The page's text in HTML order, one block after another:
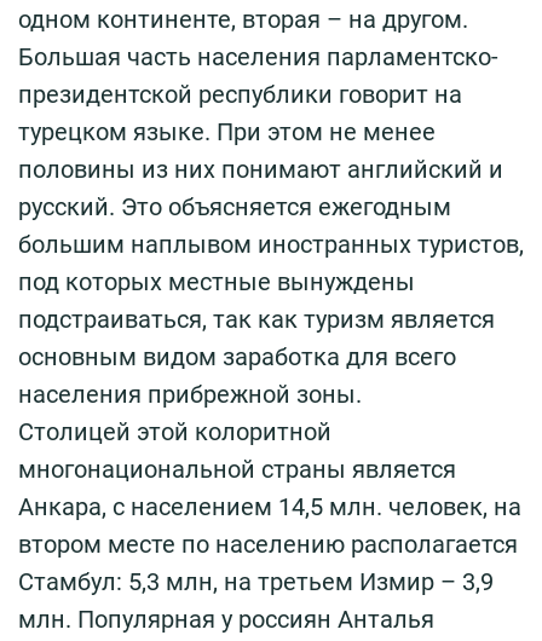
одном континенте, вторая – на другом.
Большая часть населения парламентско-
президентской республики говорит на
турецком языке. При этом не менее
половины из них понимают английский и
русский. Это объясняется ежегодным
большим наплывом иностранных туристов,
под которых местные вынуждены
подстраиваться, так как туризм является
основным видом заработка для всего
населения прибрежной зоны.
Столицей этой колоритной
многонациональной страны является
Анкара, с населением 14,5 млн. человек, на
втором месте по населению располагается
Стамбул: 5,3 млн, на третьем Измир – 3,9
млн. Популярная у россиян Анталья